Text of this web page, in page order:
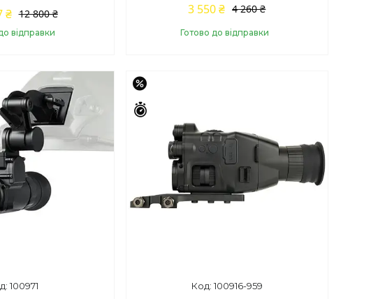
12 800 ₴
₴
відправки
Купити
4 260 ₴
3 550 ₴
Готово до відправки
100971 100916-959